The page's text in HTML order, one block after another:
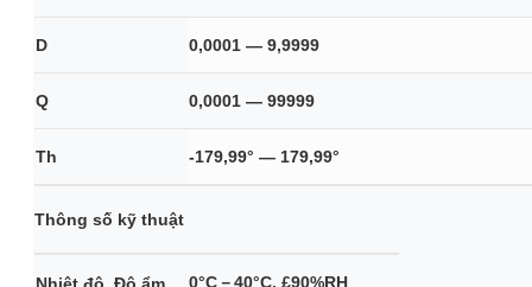
D 0,0001 — 9,9999
Q 0,0001 — 99999
Th -179,99° — 179,99°
Thông số kỹ thuật
0°C－40°C, £90%RH